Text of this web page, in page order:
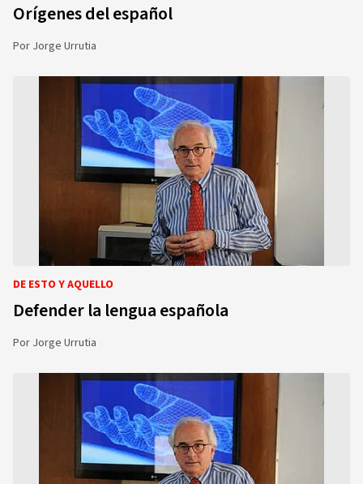
Orígenes del español
Por Jorge Urrutia
DE ESTO Y AQUELLO
Defender la lengua española
Por Jorge Urrutia